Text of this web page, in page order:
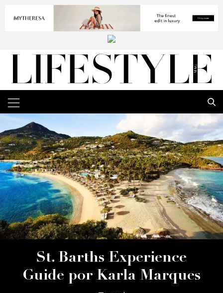
St. Barths Experience
Guide por Karla Marques